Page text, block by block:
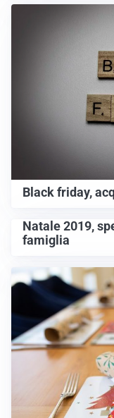
Black friday,
Natale 2019,
famiglia